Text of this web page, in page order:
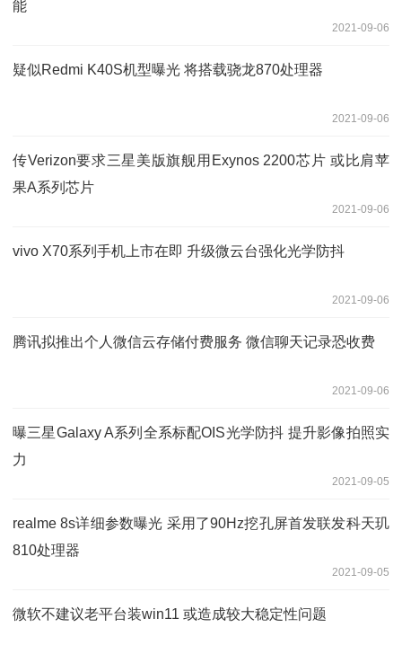
能
2021-09-06
疑似Redmi K40S机型曝光 将搭载骁龙870处理器
2021-09-06
传Verizon要求三星美版旗舰用Exynos 2200芯片 或比肩苹
果A系列芯片
2021-09-06
vivo X70系列手机上市在即 升级微云台强化光学防抖
2021-09-06
腾讯拟推出个人微信云存储付费服务 微信聊天记录恐收费
2021-09-06
曝三星Galaxy A系列全系标配OIS光学防抖 提升影像拍照实
力
2021-09-05
realme 8s详细参数曝光 采用了90Hz挖孔屏首发联发科天玑
810处理器
2021-09-05
微软不建议老平台装win11 或造成较大稳定性问题